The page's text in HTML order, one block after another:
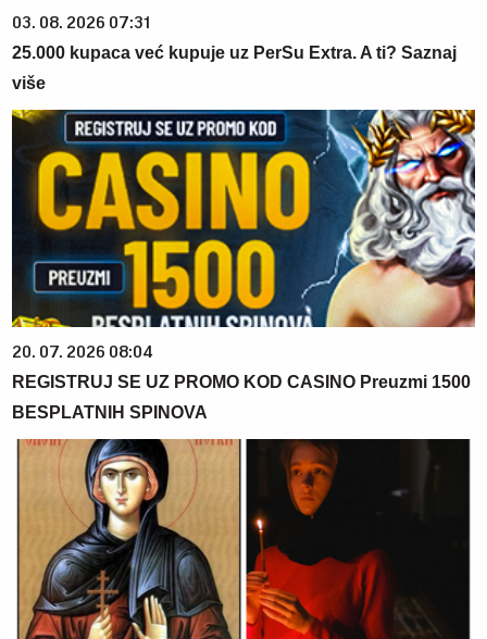
03. 08. 2026 07:31
25.000 kupaca već kupuje uz PerSu Extra. A ti? Saznaj
više
20. 07. 2026 08:04
REGISTRUJ SE UZ PROMO KOD CASINO Preuzmi 1500
BESPLATNIH SPINOVA